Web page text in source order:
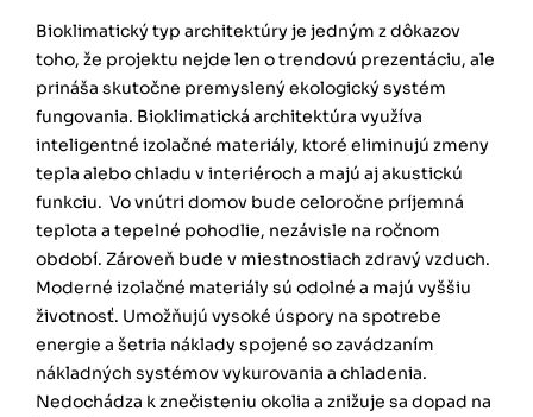
Bioklimatický typ architektúry je jedným z dôkazov
toho, že projektu nejde len o trendovú prezentáciu, ale
prináša skutočne premyslený ekologický systém
fungovania. Bioklimatická architektúra využíva
inteligentné izolačné materiály, ktoré eliminujú zmeny
tepla alebo chladu v interiéroch a majú aj akustickú
funkciu. Vo vnútri domov bude celoročne príjemná
teplota a tepelné pohodlie, nezávisle na ročnom
období. Zároveň bude v miestnostiach zdravý vzduch.
Moderné izolačné materiály sú odolné a majú vyššiu
životnosť. Umožňujú vysoké úspory na spotrebe
energie a šetria náklady spojené so zavádzaním
nákladných systémov vykurovania a chladenia.
Nedochádza k znečisteniu okolia a znižuje sa dopad na